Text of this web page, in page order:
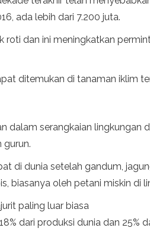
ada lebih dari 7.200 juta.
dan ini meningkatkan
ditemukan di tanaman iklim
dalam serangkaian
gurun.
di dunia setelah gandum,
biasanya oleh petani miskin di
paling luar biasa
dari produksi dunia dan 25%